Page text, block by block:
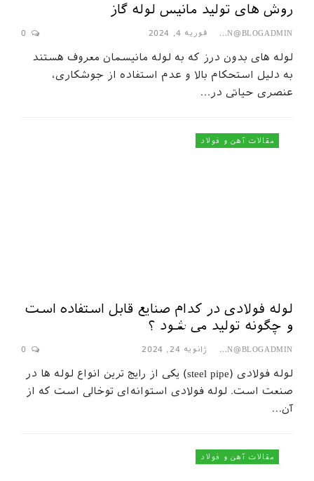
روش های تولید مانیس لوله گاز
SEPAHAN@BLOGADMIN فوریه 4, 2024
لوله ‌های بدون درز که به لوله مانیسمان معروف هستند
به‌ دلیل استحکام بالا و عدم استفاده از جوشکاری،
عنصری حیاتی در…
مقالات آهن و فولاد
لوله فولادی در کدام صنایع قابل استفاده است
و چگونه تولید می شود ؟
SEPAHAN@BLOGADMIN ژانویه 24, 2024
لوله فولادی (steel pipe) یکی از رایج ترین انواع لوله ها در
صنعت است. لوله فولادی استوانه‌ای توخالی است که از
آن…
مقالات آهن و فولاد